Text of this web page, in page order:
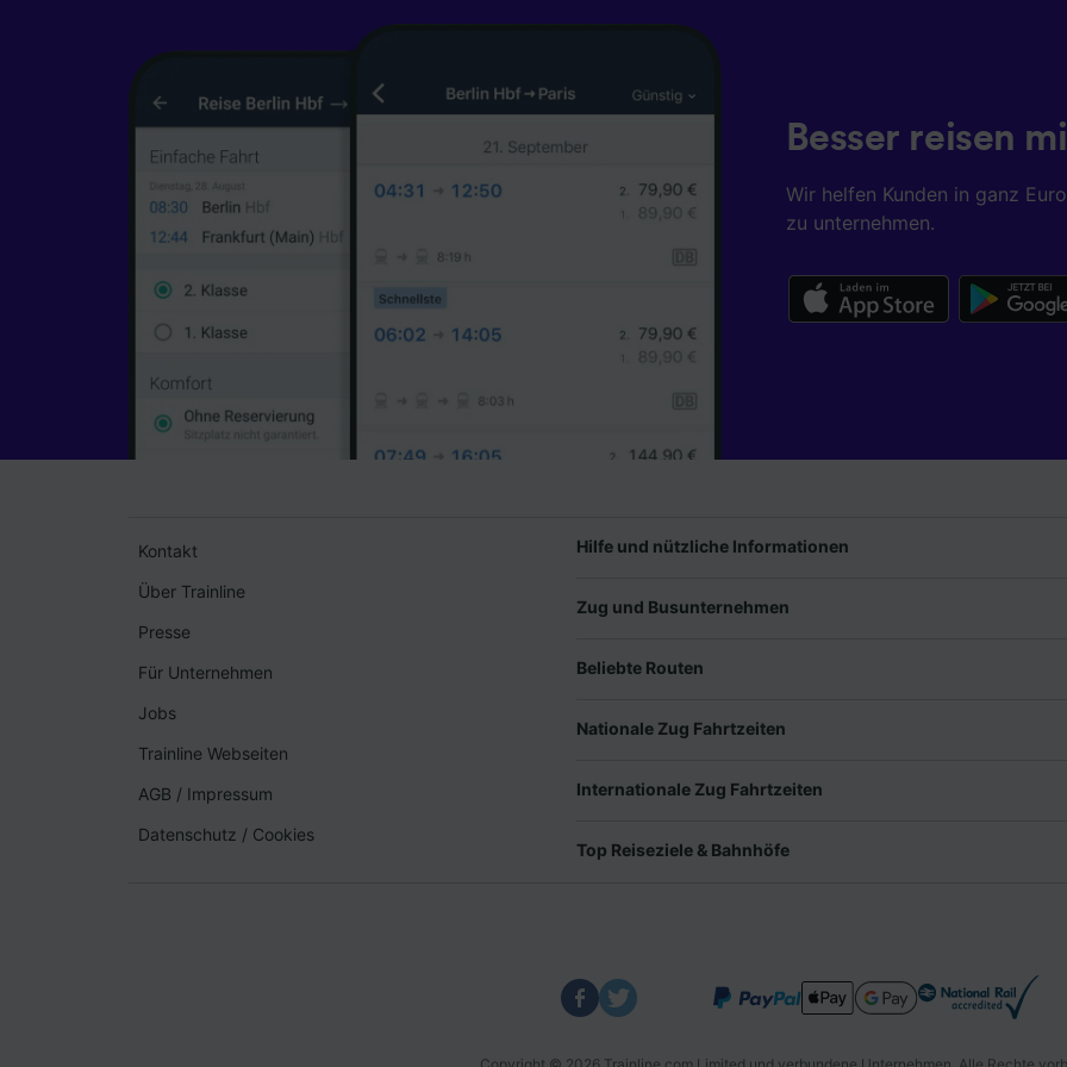
Besser reisen
Wir helfen Kunden in ganz
zu unternehmen.
Kontakt
Über Trainline
Presse
Für Unternehmen
Jobs
Trainline Webseiten
AGB / Impressum
Datenschutz / Cookies
Hilfe und nützliche Informationen
Zug und Busunternehmen
Beliebte Routen
Nationale Zug Fahrtzeiten
Internationale Zug Fahrtzeiten
Top Reiseziele & Bahnhöfe
sowie Entwicklung und Verbesserung von Angeboten.